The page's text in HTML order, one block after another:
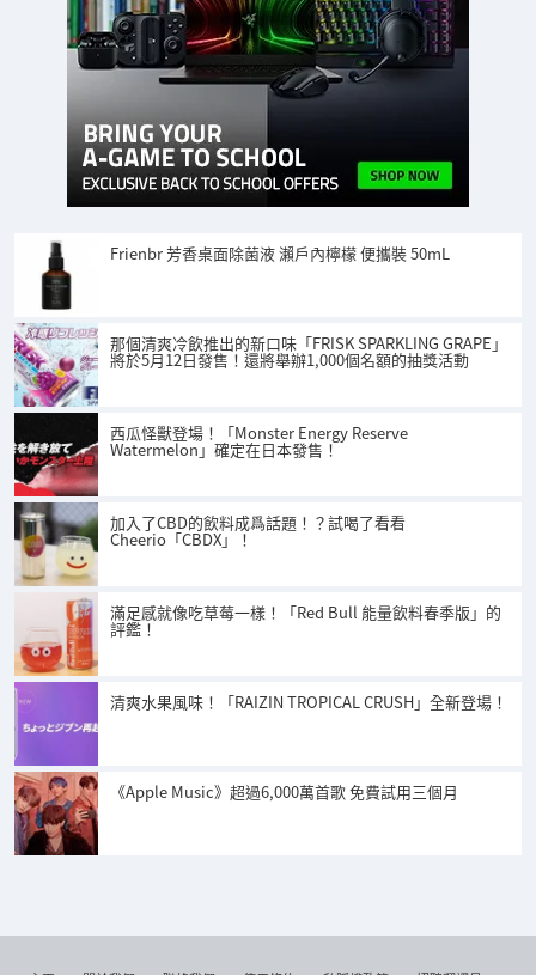
Frienbr 芳香桌面除菌液 瀨戶內檸檬 便攜裝 50mL
那個清爽冷飲推出的新口味「FRISK SPARKLING GRAPE」
將於5月12日發售！還將舉辦1,000個名額的抽獎活動
西瓜怪獸登場！「Monster Energy Reserve
Watermelon」確定在日本發售！
加入了CBD的飲料成爲話題！？試喝了看看
Cheerio「CBDX」！
滿足感就像吃草莓一樣！「Red Bull 能量飲料春季版」的
評鑑！
清爽水果風味！「RAIZIN TROPICAL CRUSH」全新登場！
《Apple Music》超過6,000萬首歌 免費試用三個月